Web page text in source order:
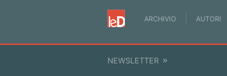
ARCHIVIO AUTORI
NEWSLETTER